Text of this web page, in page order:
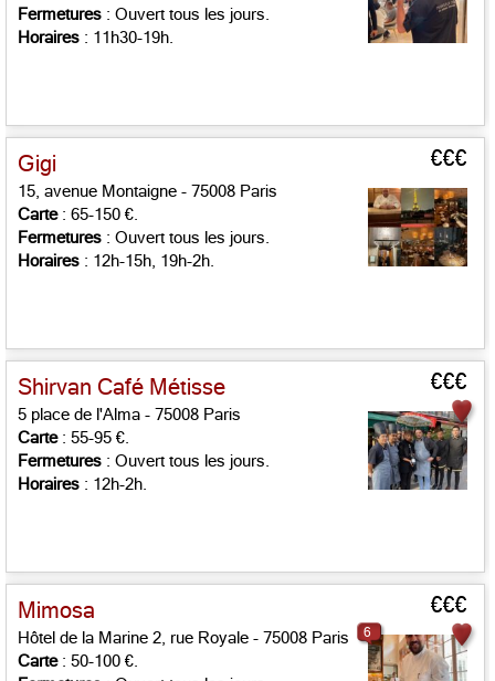
Fermetures : Ouvert tous les jours.
Horaires : 11h30-19h.
Gigi €€€
15, avenue Montaigne - 75008 Paris
Carte: 65-150 €.
Fermetures : Ouvert tous les jours.
Horaires : 12h-15h, 19h-2h.
Shirvan Café Métisse €€€
5 place de l'Alma - 75008 Paris
Carte: 55-95 €.
Fermetures : Ouvert tous les jours.
Horaires : 12h-2h.
Mimosa €€€
Hôtel de la Marine 2, rue Royale - 75008 Paris
Carte: 50-100 €.
6